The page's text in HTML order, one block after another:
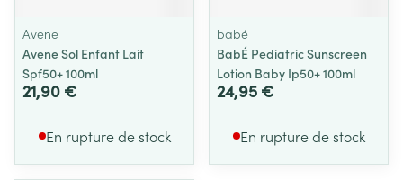
Avene
Avene Sol Enfant Lait
Spf50+ 100ml
21,90 €
En rupture de stock
babé
BabÉ Pediatric Sunscreen
Lotion Baby Ip50+ 100ml
24,95 €
En rupture de stock